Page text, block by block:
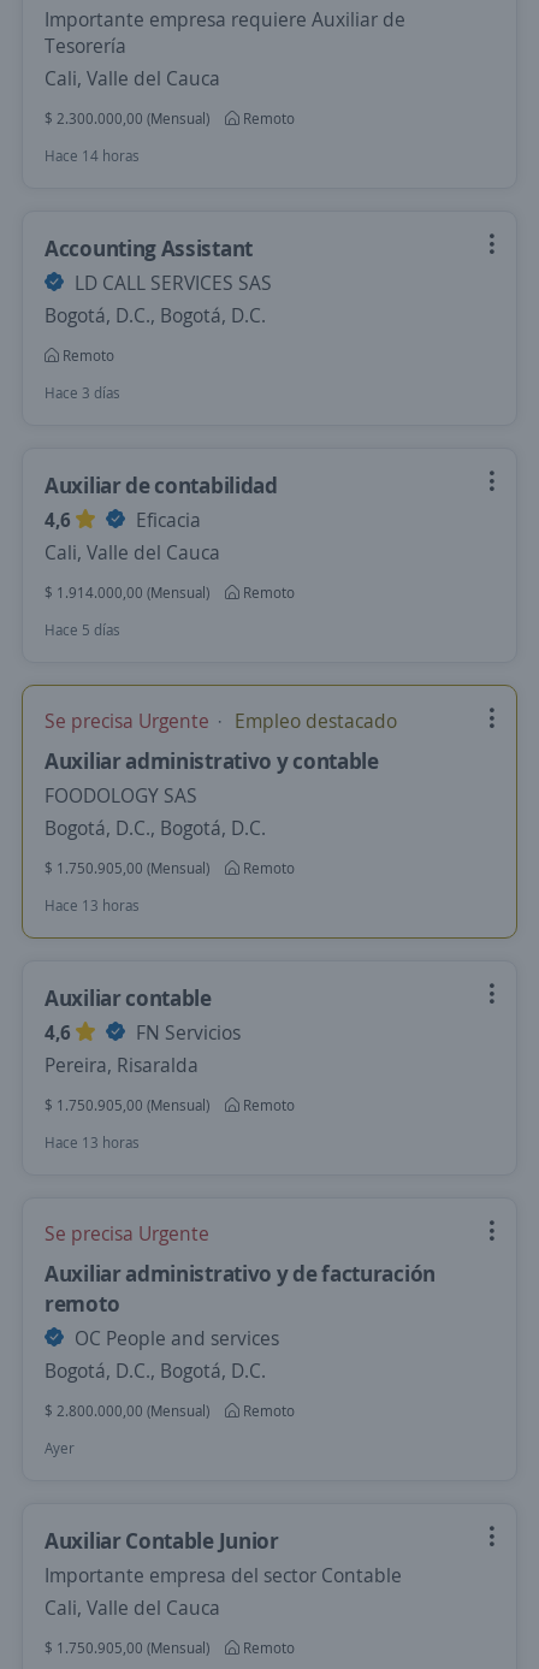
Importante empresa requiere Auxiliar de
Tesorería
Cali, Valle del Cauca
$ 2.300.000,00 (Mensual)
Remoto
Hace 14 horas
Accounting Assistant
LD CALL SERVICES SAS
Bogotá, D.C., Bogotá, D.C.
Remoto
Hace 3 días
Auxiliar de contabilidad
4,6
Eficacia
Cali, Valle del Cauca
$ 1.914.000,00 (Mensual)
Remoto
Hace 5 días
Se precisa Urgente Empleo destacado
Auxiliar administrativo y contable
FOODOLOGY SAS
Bogotá, D.C., Bogotá, D.C.
$ 1.750.905,00 (Mensual)
Remoto
Hace 13 horas
Auxiliar contable
4,6
FN Servicios
Pereira, Risaralda
$ 1.750.905,00 (Mensual)
Remoto
Hace 13 horas
Se precisa Urgente
Auxiliar administrativo y de facturación
remoto
OC People and services
Bogotá, D.C., Bogotá, D.C.
$ 2.800.000,00 (Mensual)
Remoto
Ayer
Auxiliar Contable Junior
Importante empresa del sector Contable
Cali, Valle del Cauca
$ 1.750.905,00 (Mensual) Remoto